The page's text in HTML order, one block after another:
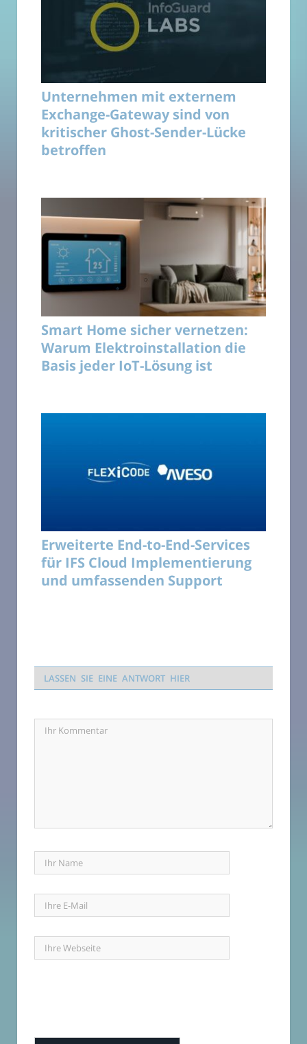
Unternehmen mit externem
Exchange-Gateway sind von
kritischer Ghost-Sender-Lücke
betroffen
Smart Home sicher vernetzen:
Warum Elektroinstallation die
Basis jeder IoT-Lösung ist
Erweiterte End-to-End-Services
für IFS Cloud Implementierung
und umfassenden Support
LASSEN SIE EINE ANTWORT HIER